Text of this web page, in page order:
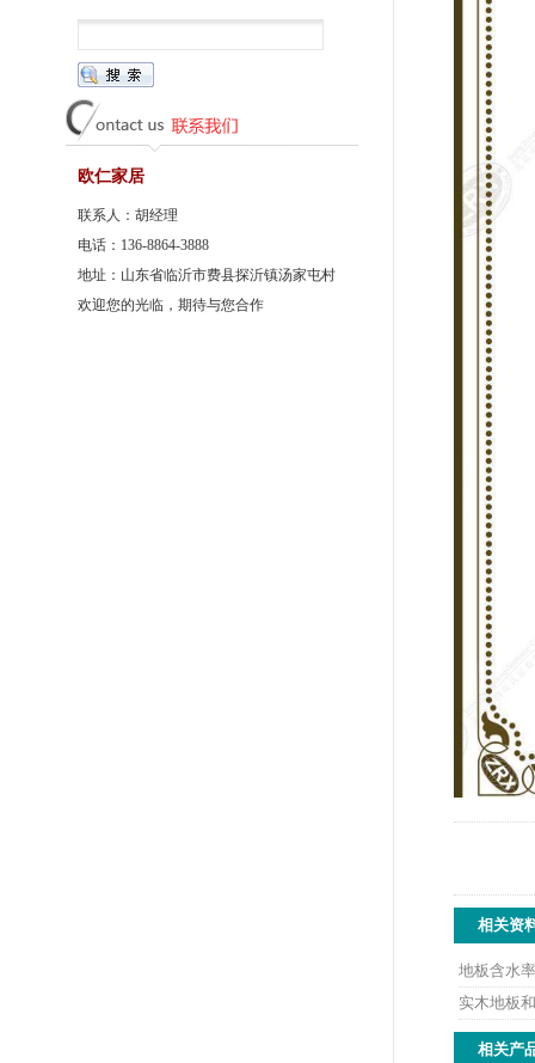
相关资
地板含水
实木地板
相关产
欧仁家居
联系人：胡经理
电话：136-8864-3888
地址：山东省临沂市费县探沂镇汤家屯村
欢迎您的光临，期待与您合作